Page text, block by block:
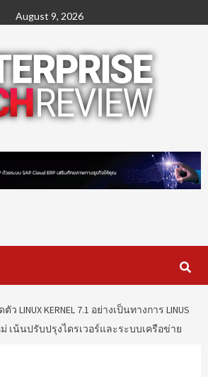
August 9, 2026
ตัว LINUX KERNEL 7.1 อย่างเป็นทางการ LINUS
ม่ เน้นปรับปรุงไดรเวอร์และระบบเครือข่าย